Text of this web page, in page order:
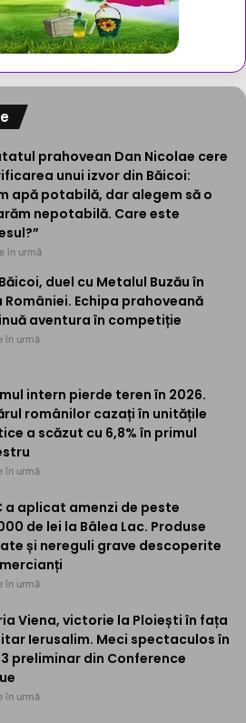
prahovean Dan Nicolae cere
unui izvor din Băicoi:
apă potabilă, dar alegem să o
nepotabilă. Care este
în urmă
duel cu Metalul Buzău în
României. Echipa prahoveană
aventura în competiție
în urmă
intern pierde teren în 2026.
românilor cazați în unitățile
a scăzut cu 6,8% în primul
în urmă
a aplicat amenzi de peste
de lei la Bâlea Lac. Produse
și nereguli grave descoperite
în urmă
Viena, victorie la Ploiești în fața
Ierusalim. Meci spectaculos în
preliminar din Conference
în urmă